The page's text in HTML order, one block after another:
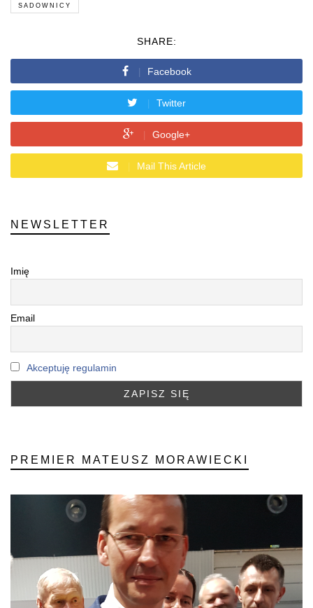
SADOWNICY
SHARE:
Facebook
Twitter
Google+
Mail This Article
NEWSLETTER
Imię
Email
Akceptuję regulamin
PREMIER MATEUSZ MORAWIECKI